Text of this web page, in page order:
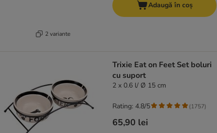
2 variante
Adaugă în coș
Trixie Eat on Feet Set boluri
cu suport
2 x 0.6 l/ Ø 15 cm
65,90 lei
Rating: 4.8/5 (1757)